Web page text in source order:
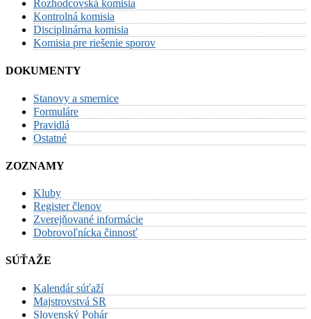
Rozhodcovská komisia
Kontrolná komisia
Disciplinárna komisia
Komisia pre riešenie sporov
DOKUMENTY
Stanovy a smernice
Formuláre
Pravidlá
Ostatné
ZOZNAMY
Kluby
Register členov
Zverejňované informácie
Dobrovoľnícka činnosť
SÚŤAŽE
Kalendár súťaží
Majstrovstvá SR
Slovenský Pohár